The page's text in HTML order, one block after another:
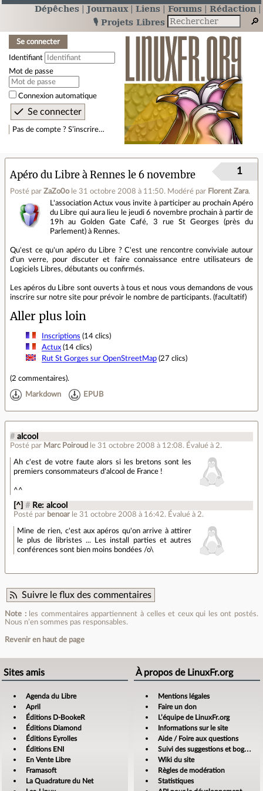
Dépêches Journaux Liens Forums
Rédaction
🎙️ Projets Libres
Se connecter
Identifiant
Mot de passe
Connexion automatique
Pas de compte ? S’inscrire…
Apéro du Libre à Rennes le 6 novembre
Posté par ZaZo0o le 31 octobre 2008 à 11:50. Modéré par Florent Zara.
1
L'association Actux vous invite à participer au prochain Apéro
du Libre qui aura lieu le jeudi 6 novembre prochain à partir de
19h au Golden Gate Café, 3 rue St Georges (près du
Parlement) à Rennes.
Qu'est ce qu'un apéro du Libre ? C'est une rencontre conviviale autour
d'un verre, pour discuter et faire connaissance entre utilisateurs de
Logiciels Libres, débutants ou confirmés.
Les apéros du Libre sont ouverts à tous et nous vous demandons de vous
inscrire sur notre site pour prévoir le nombre de participants. (facultatif)
Aller plus loin
Inscriptions (14 clics)
Actux(14 clics)
Rut St Gorges sur OpenStreetMap(27 clics)
(2 commentaires).
Markdown EPUB
# alcool
Posté par Marc Poiroud le 31 octobre 2008 à 12:08. Évalué à 2.
Ah c'est de votre faute alors si les bretons sont les
premiers consommateurs d'alcool de France !
^^
[^] # Re: alcool
Posté par benoar le 31 octobre 2008 à 16:42. Évalué à 2.
Mine de rien, c'est aux apéros qu'on arrive à attirer
le plus de libristes ... Les install parties et autres
conférences sont bien moins bondées /o\
Suivre le flux des commentaires
Note :les commentaires appartiennent à celles et ceux qui les ont postés.
Nous n’en sommes pas responsables.
Revenir en haut de page
Sites amis
Agenda du Libre
April
Éditions D-BookeR
Éditions Diamond
Éditions Eyrolles
Éditions ENI
En Vente Libre
Framasoft
La Quadrature du Net
À propos de LinuxFr.org
Mentions légales
Faire un don
L’équipe de LinuxFr.org
Informations sur le site
Aide / Foire aux questions
Suivi des suggestions et bogues
Wiki du site
Règles de modération
Statistiques